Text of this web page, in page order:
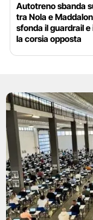
Autotreno sbanda
tra Nola e
sfonda il guardrail e
la corsia opposta